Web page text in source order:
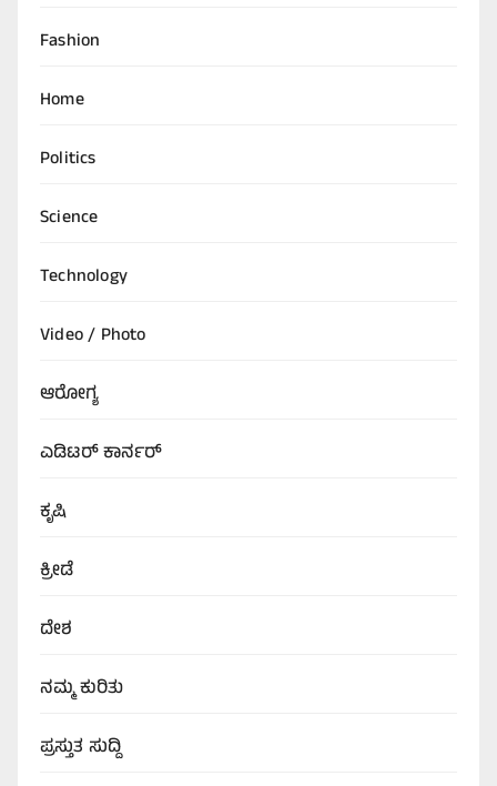
Fashion
Home
Politics
Science
Technology
Video / Photo
ಆರೋಗ್ಯ
ಎಡಿಟರ್‌ ಕಾರ್ನರ್
ಕೃಷಿ
ಕ್ರೀಡೆ
ದೇಶ
ನಮ್ಮ ಕುರಿತು
ಪ್ರಸ್ತುತ ಸುದ್ದಿ